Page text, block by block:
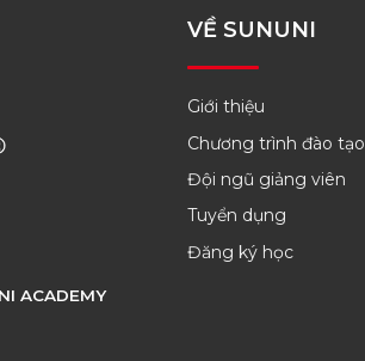
ACADEMY
VỀ SUNUNI
Giới thiệu
Chương trình đào tạo
Đội ngũ giảng viên
Tuyển dụng
Đăng ký học